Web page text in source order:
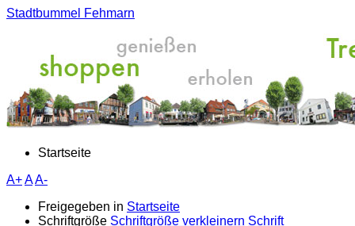
Stadtbummel Fehmarn
Startseite
A+AA-
Freigegeben in Startseite
Schriftgröße Schriftgröße verkleinern Schrift